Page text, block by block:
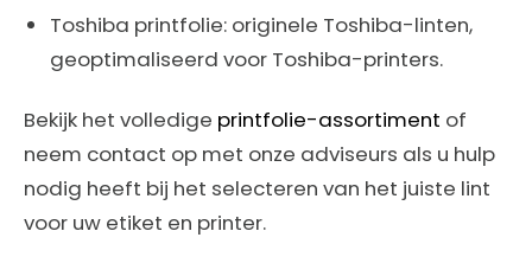
Toshiba printfolie: originele Toshiba-linten,
geoptimaliseerd voor Toshiba-printers.
Bekijk het volledige printfolie-assortiment of
neem contact op met onze adviseurs als u hulp
nodig heeft bij het selecteren van het juiste lint
voor uw etiket en printer.